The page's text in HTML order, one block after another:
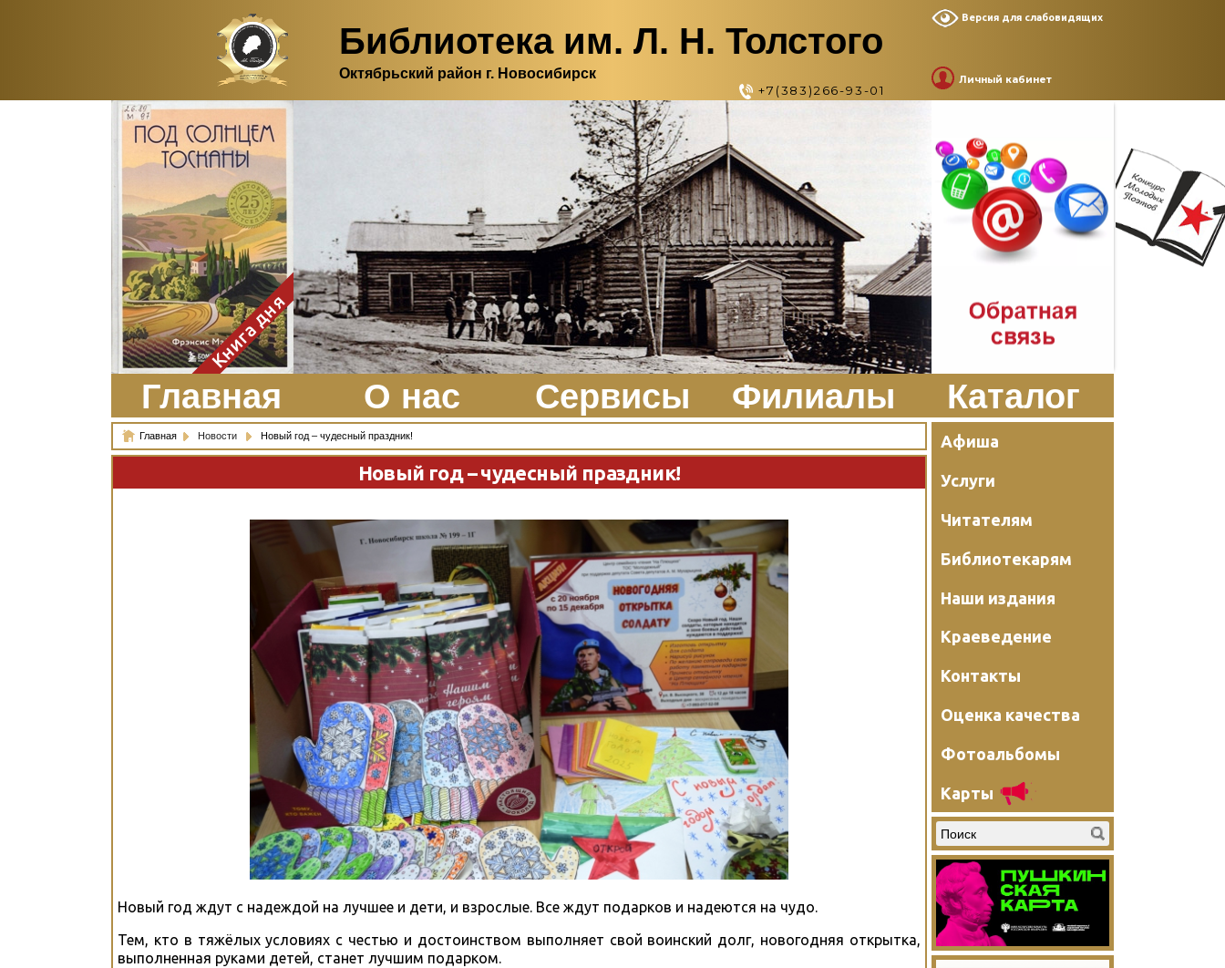
Библиотека им. Л. Н. Толстого
Октябрьский район г. Новосибирск
+7(383)266-93-01
Версия для слабовидящих
Личный кабинет
Здесь, в своем
итальянском доме, я вновь
испытала первичную
радость единения с
природой. Дом открыт
для бабочек, стрекоз, пчёл
или всех, кто пожелает
влететь в одно окно и
вылететь из другого. Едим
мы почти всегда во
дворе. Во мне настолько
возродился здравый
смысл моей матери -
умение наслаждаться
настоящим и не спешить, -
что даже нашлось время
отполировать до блеска
оконное стекло.
ЗаказатьКнига дня
Главная О нас Сервисы Филиалы Каталог
Главная Новости Новый год – чудесный праздник!
Новый год – чудесный праздник!
Новый год ждут с надеждой на лучшее и дети, и взрослые. Все ждут подарков и надеются на чудо.
Тем, кто в тяжёлых условиях с честью и достоинством выполняет свой воинский долг, новогодняя открытка,
выполненная руками детей, станет лучшим подарком.
Афиша
Услуги
Читателям
Библиотекарям
Наши издания
Краеведение
Контакты
Оценка качества
Фотоальбомы
Карты